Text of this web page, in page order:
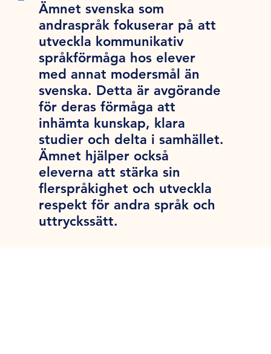
Ämnet svenska som
andraspråk fokuserar på att
utveckla kommunikativ
språkförmåga hos elever
med annat modersmål än
svenska. Detta är avgörande
för deras förmåga att
inhämta kunskap, klara
studier och delta i samhället.
Ämnet hjälper också
eleverna att stärka sin
flerspråkighet och utveckla
respekt för andra språk och
uttryckssätt.